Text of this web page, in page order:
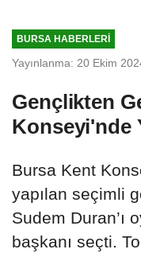
BURSA HABERLERI
Yayınlanma: 20 Ekim
Gençlikten
Konseyi'nde
Bursa Kent
yapılan seçimli
Sudem Duran’ı
başkanı seçti.